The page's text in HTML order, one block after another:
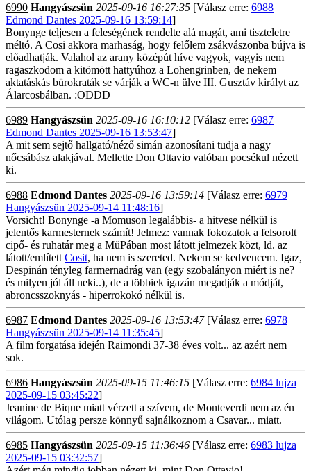
6990 Hangyászsün 2025-09-16 16:27:35 [Válasz erre: 6988
Edmond Dantes 2025-09-16 13:59:14]
Bonynge teljesen a feleségének rendelte alá magát, ami tiszteletre
méltó. A Cosi akkora marhaság, hogy felőlem zsákvászonba bújva is
előadhatják. Valahol az arany középút híve vagyok, vagyis nem
ragaszkodom a kitömött hattyúhoz a Lohengrinben, de nekem
aktatáskás bürokraták se várják a WC-n ülve III. Gusztáv királyt az
Álarcosbálban. :ODDD
6989 Hangyászsün 2025-09-16 16:10:12 [Válasz erre: 6987
Edmond Dantes 2025-09-16 13:53:47]
A mit sem sejtő hallgató/néző simán azonosítani tudja a nagy
nőcsábász alakjával. Mellette Don Ottavio valóban pocsékul nézett
ki.
6988 Edmond Dantes 2025-09-16 13:59:14 [Válasz erre: 6979
Hangyászsün 2025-09-14 11:48:16]
Vorsicht! Bonynge -a Momuson legalábbis- a hitvese nélkül is
jelentős karmesternek számít! Jelmez: vannak fokozatok a felsorolt
cipő- és ruhatár meg a MüPában most látott jelmezek közt, ld. az
látott/említett Cosit, ha nem is szereted. Nekem se kedvencem. Igaz,
Despinán tényleg farmernadrág van (egy szobalányon miért is ne?
és milyen jól áll neki..), de a többiek igazán megadják a módját,
abroncsszoknyás - hiperrokokó nélkül is.
6987 Edmond Dantes 2025-09-16 13:53:47[Válasz erre: 6978
Hangyászsün 2025-09-14 11:35:45]
A film forgatása idején Raimondi 37-38 éves volt... az azért nem
sok.
6986 Hangyászsün 2025-09-15 11:46:15 [Válasz erre: 6984 lujza
2025-09-15 03:45:22]
Jeanine de Bique miatt vérzett a szívem, de Monteverdi nem az én
világom. Utólag persze könnyű sajnálkoznom a Csavar... miatt.
6985 Hangyászsün 2025-09-15 11:36:46 [Válasz erre: 6983 lujza
2025-09-15 03:32:57]